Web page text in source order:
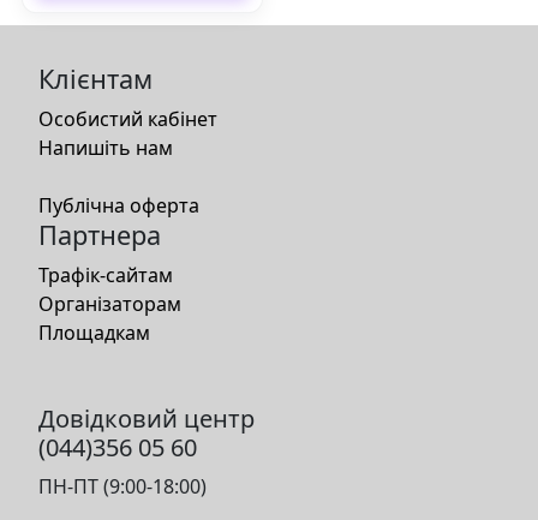
Клієнтам
Особистий кабінет
Напишіть нам
Публічна оферта
Партнера
Трафік-сайтам
Організаторам
Площадкам
Довідковий центр
(044)356 05 60
ПН-ПТ (9:00-18:00)